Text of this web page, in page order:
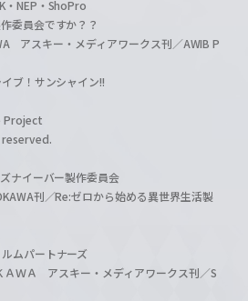
・NEP・ShoPro
委員会ですか？？
アスキー・メディアワークス刊／AWIB P
ブ！サンシャイン!!
Project
ナイーバー製作委員会
刊／Re:ゼロから始める異世界生活製
ムパートナーズ
ＷＡ アスキー・メディアワークス刊／S